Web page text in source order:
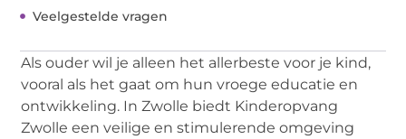
Veelgestelde vragen
Als ouder wil je alleen het allerbeste voor je kind,
vooral als het gaat om hun vroege educatie en
ontwikkeling. In Zwolle biedt Kinderopvang
Zwolle een veilige en stimulerende omgeving